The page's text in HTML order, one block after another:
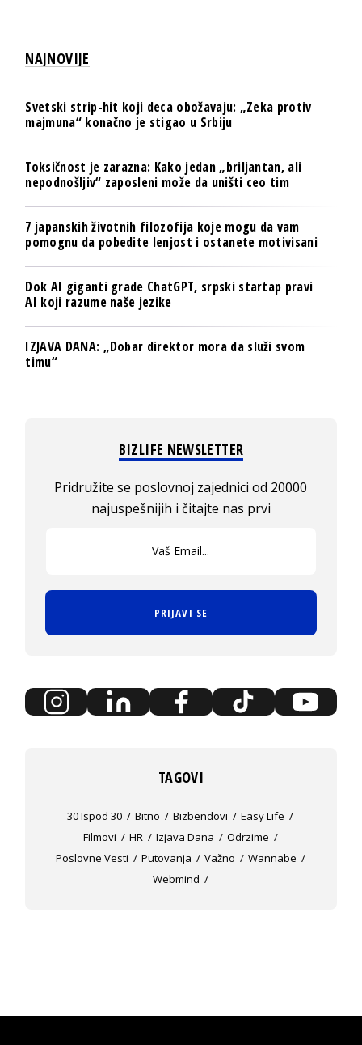
NAJNOVIJE
Svetski strip-hit koji deca obožavaju: „Zeka protiv
majmuna“ konačno je stigao u Srbiju
Toksičnost je zarazna: Kako jedan „briljantan, ali
nepodnošljiv“ zaposleni može da uništi ceo tim
7 japanskih životnih filozofija koje mogu da vam
pomognu da pobedite lenjost i ostanete motivisani
Dok AI giganti grade ChatGPT, srpski startap pravi
AI koji razume naše jezike
IZJAVA DANA: „Dobar direktor mora da služi svom
timu“
BIZLIFE NEWSLETTER
Pridružite se poslovnoj zajednici od 20000
najuspešnijih i čitajte nas prvi
PRIJAVI SE
TAGOVI
30 Ispod 30 Bitno Bizbendovi
Easy Life
Filmovi
HR Izjava Dana
Odrzime
Poslovne Vesti
Putovanja Važno
Wannabe
Webmind